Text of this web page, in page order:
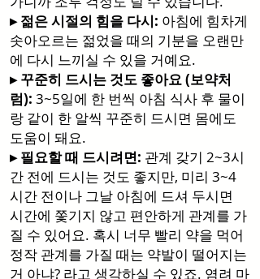
▸ 젊은 시절의 힘을 다시: 아침에 힘차게
솟아오르는 젊었을 때의 기분을 오랜만
에 다시 느끼실 수 있을 거예요.
▸ 꾸준히 드시는 것도 좋아요 (보약처
럼): 3~5일에 한 번씩 아침 식사 후 물이
랑 같이 한 알씩 꾸준히 드시면 몸에도
도움이 돼요.
▸ 필요할 때 드시려면: 관계 갖기 2~3시
간 전에 드시는 것도 좋지만, 미리 3~4
시간 전이나 그날 아침에 드셔 두시면
시간에 쫓기지 않고 편안하게 관계를 가
질 수 있어요. 혹시 너무 빨리 약을 먹어
정작 관계를 가질 때는 약발이 떨어지는
거 아냐? 라고 생각하실 수 있죠. 염려 마